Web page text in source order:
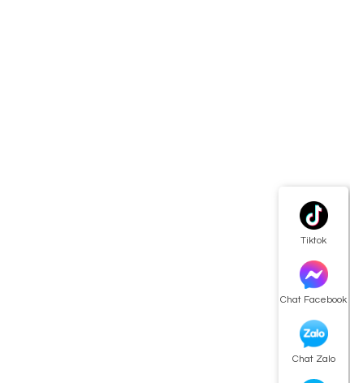
Tiktok
Chat Facebook
Chat Zalo